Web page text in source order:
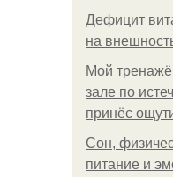
Дефицит
на
Мой
зале по
принёс
Сон,
питание и